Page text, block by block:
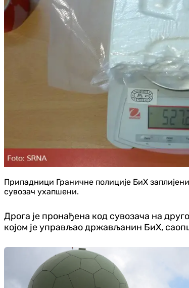
Припадници Граничне полиције БиХ
сувозач ухапшени.
Дрога је пронађена код сувозача на
којом је управљао држављанин БиХ,